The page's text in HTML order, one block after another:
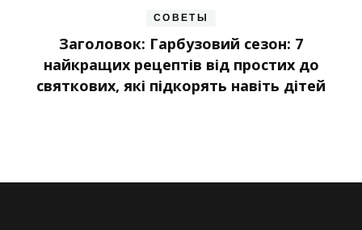
СОВЕТЫ
Заголовок: Гарбузовий сезон: 7
найкращих рецептів від простих до
святкових, які підкорять навіть дітей